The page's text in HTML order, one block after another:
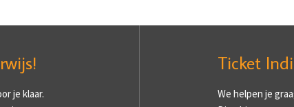
je klaar.
Ticket
We helpen je